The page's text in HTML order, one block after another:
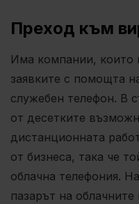
Преход към
Има компании, които
заявките с помощта
служебен телефон. В
от десетките
дистанционната
от бизнеса, така че
облачна телефония.
пазарът на